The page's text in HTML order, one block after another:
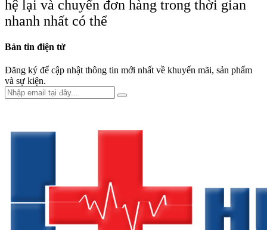
hệ lại và chuyển đơn hàng trong thời gian
nhanh nhất có thể
Bản tin điện tử
Đăng ký để cập nhật thông tin mới nhất về khuyến mãi, sản phẩm
và sự kiện.